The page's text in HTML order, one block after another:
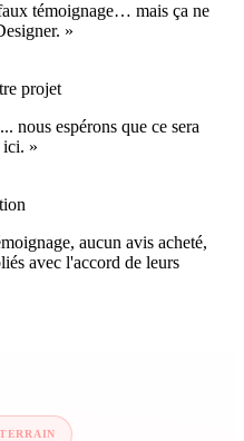
témoignage… mais ça ne
»
projet
nous espérons que ce sera
ici. »
aucun avis acheté,
avec l'accord de leurs